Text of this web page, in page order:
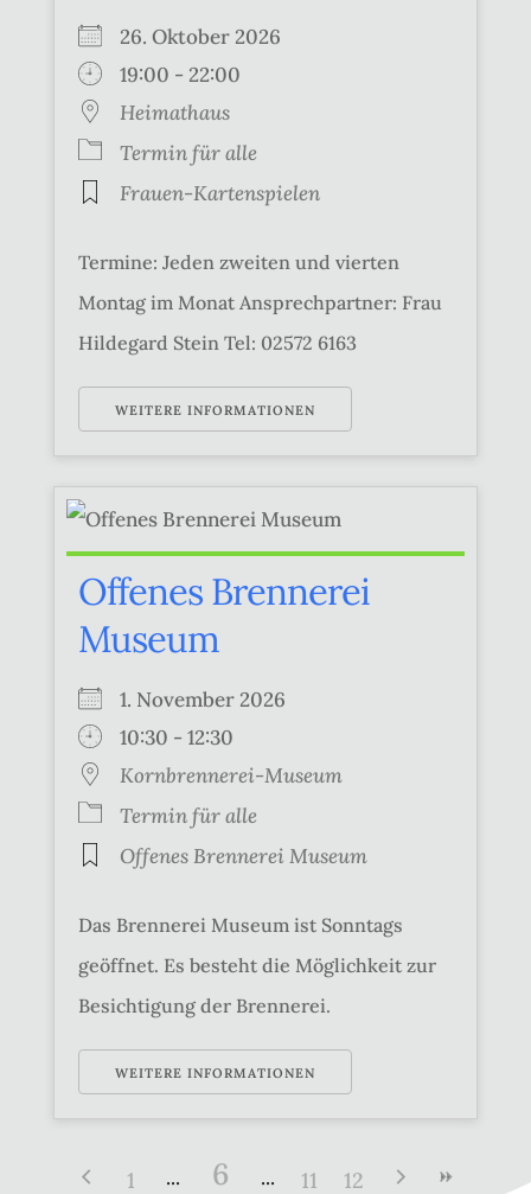
26. Oktober 2026
19:00 - 22:00
Heimathaus
Termin für alle
Frauen-Kartenspielen
Termine: Jeden zweiten und vierten
Montag im Monat Ansprechpartner: Frau
Hildegard Stein Tel: 02572 6163
WEITERE INFORMATIONEN
Offenes Brennerei
Museum
1. November 2026
10:30 - 12:30
Kornbrennerei-Museum
Termin für alle
Offenes Brennerei Museum
Das Brennerei Museum ist Sonntags
geöffnet. Es besteht die Möglichkeit zur
Besichtigung der Brennerei.
WEITERE INFORMATIONEN
1 6 11 12